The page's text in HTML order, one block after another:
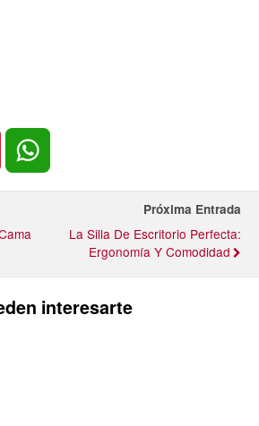
Próxima Entrada
La Silla De Escritorio Perfecta:
Ergonomía Y Comodidad
interesarte